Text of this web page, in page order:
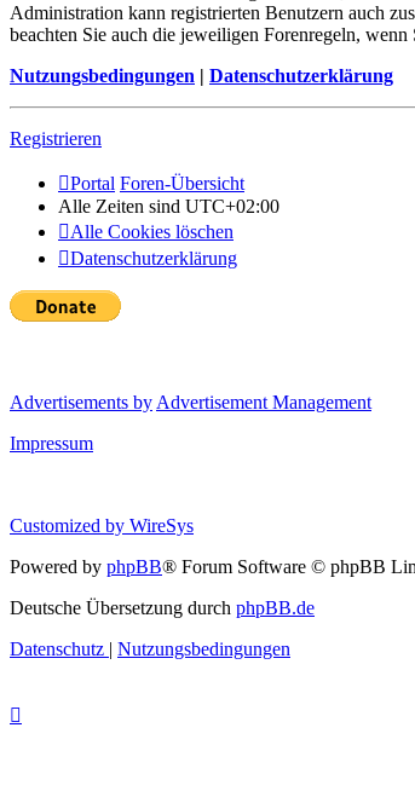
Administration kann registrierten Benutzern auch
beachten Sie auch die jeweiligen Forenregeln,
Nutzungsbedingungen | Datenschutzerklärung
Registrieren
Portal Foren-Übersicht
Alle Zeiten sind UTC+02:00
Alle Cookies löschen
Datenschutzerklärung
Advertisements by Advertisement Management
Impressum
Customized by WireSys
Powered by phpBB® Forum Software © phpBB
Deutsche Übersetzung durch phpBB.de
Datenschutz | Nutzungsbedingungen